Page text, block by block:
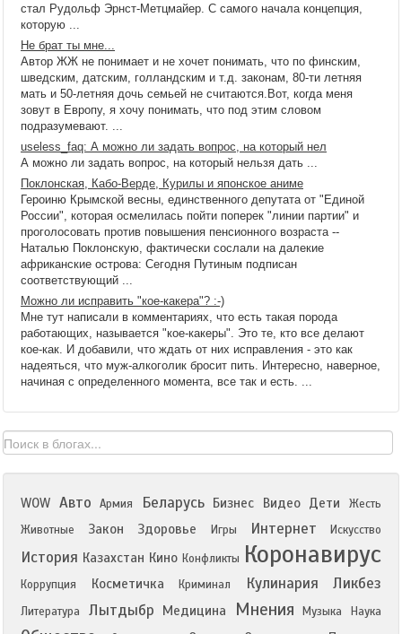
стал Рудольф Эрнст-Метцмайер. С самого начала концепция,
которую ...
Не брат ты мне...
Автор ЖЖ не понимает и не хочет понимать, что по финским,
шведским, датским, голландским и т.д. законам, 80-ти летняя
мать и 50-летняя дочь семьей не считаются.Вот, когда меня
зовут в Европу, я хочу понимать, что под этим словом
подразумевают. ...
useless_faq: А можно ли задать вопрос, на который нел
А можно ли задать вопрос, на который нельзя дать ...
Поклонская, Кабо-Верде, Курилы и японское аниме
Героиню Крымской весны, единственного депутата от "Единой
России", которая осмелилась пойти поперек "линии партии" и
проголосовать против повышения пенсионного возраста --
Наталью Поклонскую, фактически сослали на далекие
африканские острова: Сегодня Путиным подписан
соответствующий ...
Можно ли исправить "кое-какера"? :-)
Мне тут написали в комментариях, что есть такая порода
работающих, называется "кое-какеры". Это те, кто все делают
кое-как. И добавили, что ждать от них исправления - это как
надеяться, что муж-алкоголик бросит пить. Интересно, наверное,
начиная с определенного момента, все так и есть. ...
WOW Авто Армия Беларусь Бизнес Видео Дети
Жесть
Животные
Закон Здоровье Игры Интернет Искусство
История Казахстан Кино Конфликты Коронавирус
Коррупция Косметичка Криминал Кулинария Ликбез
Литература Лытдыбр Медицина Мнения Музыка Наука